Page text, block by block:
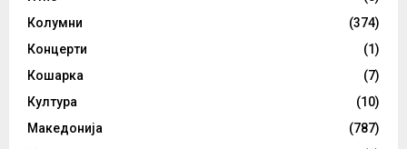
Колумни
(374)
Концерти
(1)
Кошарка
(7)
Култура
(10)
Македонија
(787)